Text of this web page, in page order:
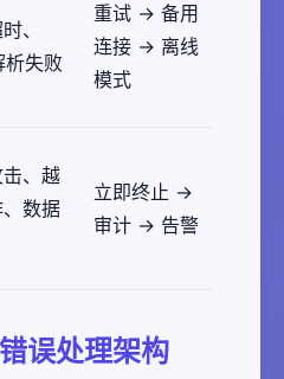
、
析失败
重试 → 备用
连接 → 离线
模式
、越
数据
立即终止 →
审计 → 告警
误处理架构